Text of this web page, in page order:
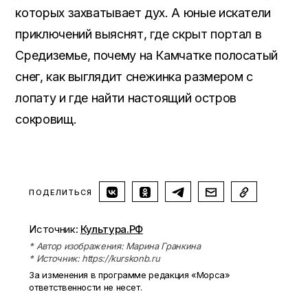
которых захватывает дух. А юные искатели
приключений выяснят, где скрыт портал в
Средиземье, почему на Камчатке полосатый
снег, как выглядит снежинка размером с
лопату и где найти настоящий остров
сокровищ.
ПОДЕЛИТЬСЯ
Источник: Культура.РФ
* Автор изображения: Марина Гранкина
* Источник: https://kurskonb.ru
За изменения в программе редакция «Морса»
ответственности не несет.